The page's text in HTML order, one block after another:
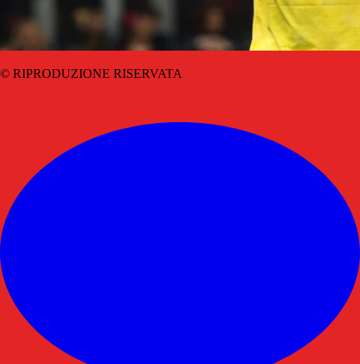
© RIPRODUZIONE RISERVATA